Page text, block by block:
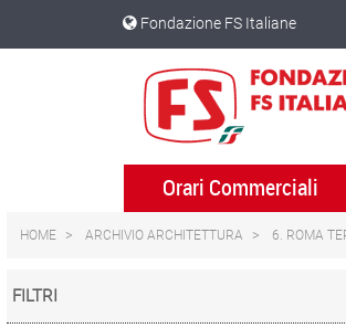
content
navigation
Fondazione FS Italiane
Orari Commerciali
HOME ARCHIVIO ARCHITETTURA 6. ROMA
FILTRI